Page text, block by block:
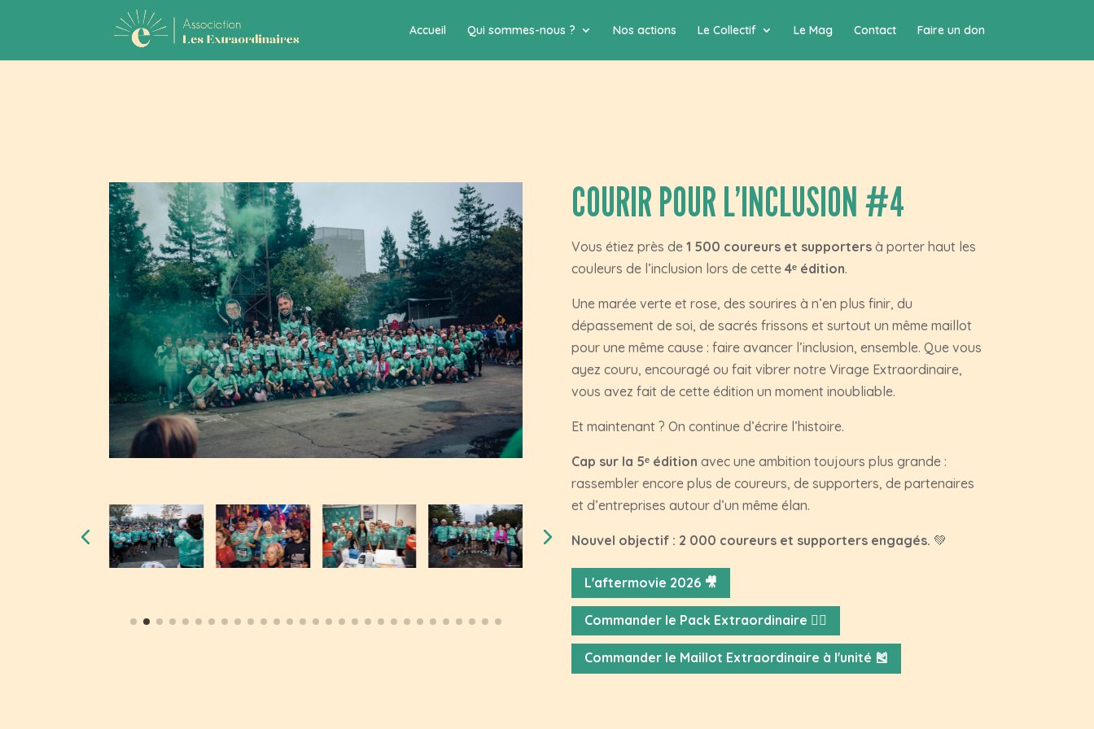
Accueil Qui sommes-nous ? Nos actions Le Collectif Le Mag Contact Faire un don
COURIR POUR L’INCLUSION #4
Vous étiez près de 1 500 coureurs et supportersà porter haut les
couleurs de l’inclusion lors de cette 4ᵉ édition.
Une marée verte et rose, des sourires à n’en plus finir, du
dépassement de soi, de sacrés frissons et surtout un même maillot
pour une même cause : faire avancer l’inclusion, ensemble. Que vous
ayez couru, encouragé ou fait vibrer notre Virage Extraordinaire,
vous avez fait de cette édition un moment inoubliable.
Et maintenant ? On continue d’écrire l’histoire.
Cap sur la 5ᵉ édition avec une ambition toujours plus grande :
rassembler encore plus de coureurs, de supporters, de partenaires
et d’entreprises autour d’un même élan.
Nouvel objectif : 2 000 coureurs et supporters engagés. 💚
L'aftermovie 2026 🎥
Commander le Pack Extraordinaire ✊🏼
Commander le Maillot Extraordinaire à l'unité 🎽